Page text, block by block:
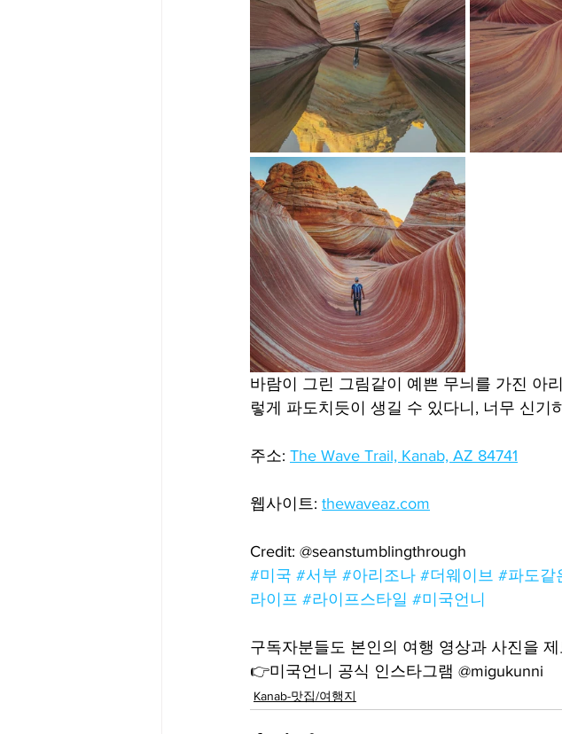
Boston-맛집/여행지 Boulder City-맛집/여행지
Bronx-맛집/여행지 Bryce Canyon-맛집/여행지
Cambridge-맛집/여행지 Campton-맛집/여행지
Centerport-맛집/여행지
바람이 그린 그림같이 예쁜 무늬를 가진 아
렇게 파도치듯이 생길 수 있다니, 너무 신기
주소: The Wave Trail, Kanab, AZ 84741
웹사이트: thewaveaz.com
Credit: @seanstumblingthrough
#미국 #서부 #아리조나 #더웨이브 #파도같
라이프 #라이프스타일 #미국언니
구독자분들도 본인의 여행 영상과 사진을
👉미국언니 공식 인스타그램 @migukunni
Kanab-맛집/여행지